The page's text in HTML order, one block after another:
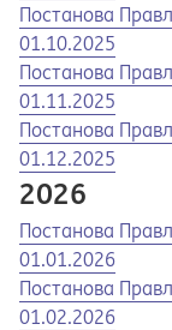
Opens in a new
Opens a pdf
Постанова
01.10.2025
Opens in a new
Opens a pdf
Постанова
01.11.2025
Opens in a new
Opens a pdf
Постанова
01.12.2025
2026
Opens in a new
Opens a pdf
Постанова
01.01.2026
Opens in a new
Opens a pdf
Постанова
01.02.2026